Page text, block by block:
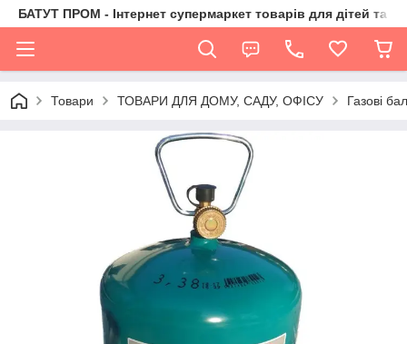
БАТУТ ПРОМ - Інтернет супермаркет товарів для дітей та їх
Товари ТОВАРИ ДЛЯ ДОМУ, САДУ, ОФІСУ Газові